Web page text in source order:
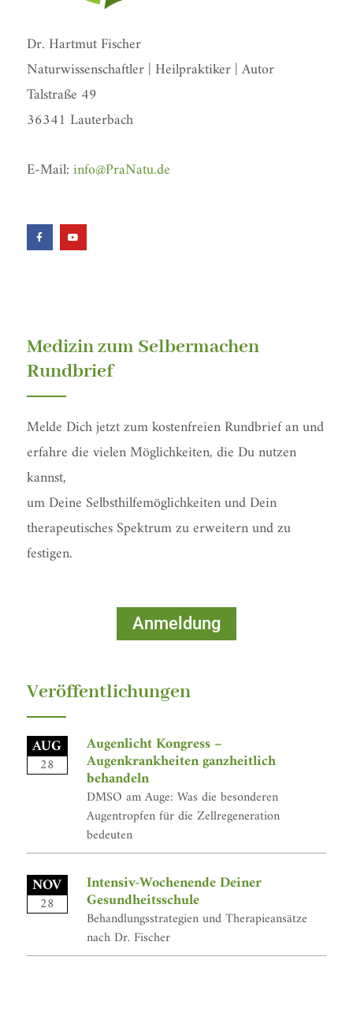
Dr. Hartmut Fischer
Naturwissenschaftler | Heilpraktiker | Autor
Talstraße 49
36341 Lauterbach
E-Mail:info@PraNatu.de
F
a
Y
o
Medizin zum Selbermachen
Rundbrief
Melde Dich jetzt zum kostenfreien Rundbrief an und
erfahre die vielen Möglichkeiten, die Du nutzen
kannst,
um Deine Selbsthilfemöglichkeiten und Dein
therapeutisches Spektrum zu erweitern und zu
festigen.
Anmeldung
Veröffentlichungen
AUG
28
Augenlicht Kongress –
Augenkrankheiten ganzheitlich
behandeln
DMSO am Auge: Was die besonderen
Augentropfen für die Zellregeneration
bedeuten
NOV
28
Intensiv-Wochenende Deiner
Gesundheitsschule
Behandlungsstrategien und Therapieansätze
nach Dr. Fischer